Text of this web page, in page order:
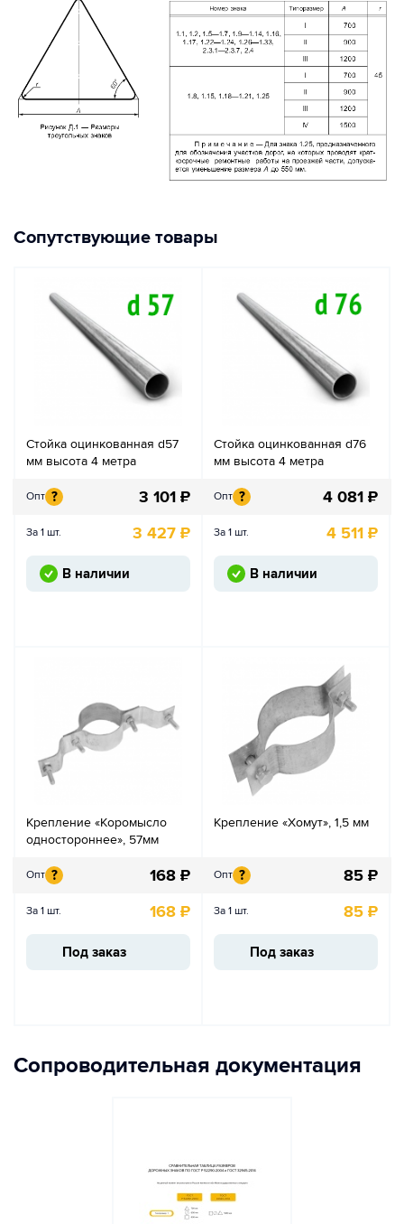
Сопутствующие товары
Стойка оцинкованная d57
мм высота 4 метра
Опт ? 3 101 ₽
За 1 шт. 3 427 ₽
В наличии
Стойка оцинкованная d76
мм высота 4 метра
Опт ? 4 081 ₽
За 1 шт. 4 511 ₽
В наличии
Крепление «Коромысло
одностороннее», 57мм
Опт ? 168 ₽
За 1 шт. 168 ₽
Под заказ
Крепление «Хомут», 1,5 мм
Опт ? 85 ₽
За 1 шт. 85 ₽
Под заказ
Сопроводительная документация